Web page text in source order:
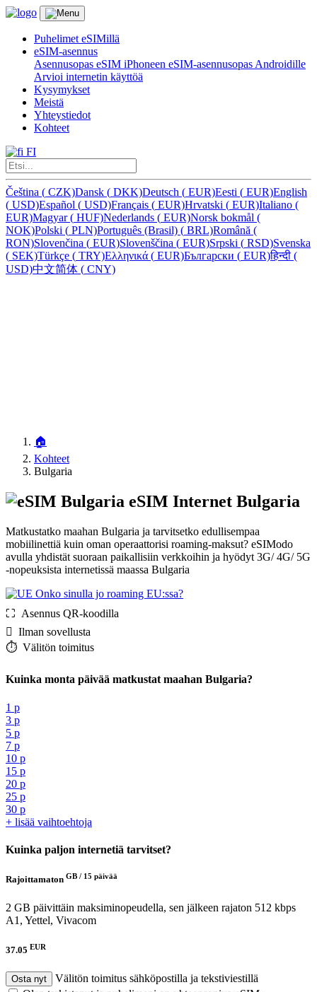
Puhelimet eSIMillä
eSIM-asennus
Asennusopas eSIM iPhoneen eSIM-asennusopas Androidille
Arvioi internetin käyttöä
Kysymykset
Meistä
Yhteystiedot
Kohteet
FI
Čeština ( CZK)Dansk ( DKK)Deutsch ( EUR)Eesti ( EUR)English
( USD)Español ( USD)Français ( EUR)Hrvatski ( EUR)Italiano (
EUR)Magyar( HUF)Nederlands ( EUR)Norsk bokmål (
NOK)Polski ( PLN)Português (Brasil) ( BRL)Română (
RON)Slovenčina ( EUR)Slovenščina ( EUR)Srpski ( RSD)Svenska
( SEK)Türkçe ( TRY)Ελληνικά ( EUR)Български ( EUR)हिन्दी (
USD)中文简体 ( CNY)
🏠
Kohteet
Bulgaria
eSIM Internet Bulgaria
Matkustatko maahan Bulgaria ja tarvitsetko edullisempaa
mobiilinettiä kuin oman operaattorisi roaming-maksut? eSIModo
avulla yhdistät suoraan paikallisiin verkkoihin ja hyödyt 3G/ 4G/ 5G
-nopeuksista internetissä maassa Bulgaria
Onko sinulla jo roaming EU:ssa?
⛶️️ Asennus QR-koodilla
️ Ilman sovellusta
⏱️️ Välitön toimitus
Kuinka monta päivää matkustat maahan Bulgaria?
1 p
3 p
5 p
7 p
10 p
15 p
20 p
25 p
30 p
+ lisää vaihtoehtoja
Kuinka paljon internetiä tarvitset?
Rajoittamaton GB / 15 päivää
2 GB päivittäin maksiminopeudella, sen jälkeen rajaton 512 kbps
A1, Yettel, Vivacom
37.05 EUR
Osta nyt
Välitön toimitus sähköpostilla ja tekstiviestillä